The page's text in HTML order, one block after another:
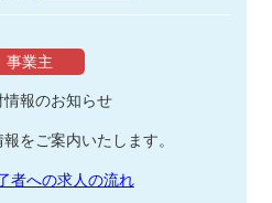
事業主
情報のお知らせ
をご案内いたします。
者への求人の流れ